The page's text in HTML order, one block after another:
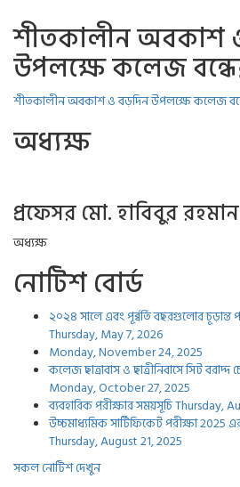
শীতকালীন অবকাশ
উপলক্ষে কলেজ
শীতকালীন অবকাশ ও বড়দিন উপলক্ষে কলেজ
অধ্যক্ষ
প্রফেসর মো. হাবিবুর রহমান
অধ্যক্ষ
নোটিশ বোর্ড
২০২৪ সালে এবং পূর্ব্বর্তি বছরগুলোর চূড়ান্ত
Thursday, May 7, 2026
Monday, November 24, 2025
কলেজ ছাত্রাবাস ও ছাত্রীনিবাসে সিট
Monday, October 27, 2025
ব্যবহারিক পরীক্ষার সময়সূচিThursday,
উচ্চমাধ্যমিক সার্টিফিকেট পরীক্ষা 2025
Thursday, August 21, 2025
সকল নোটিশ দেখুন